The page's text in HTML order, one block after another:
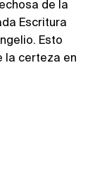
de la
Escritura
Esto
la certeza en